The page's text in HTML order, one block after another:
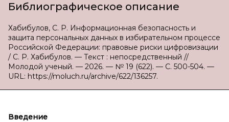
Библиографическое описание
Хабибулов, С. Р. Информационная безопасность и
защита персональных данных в избирательном процессе
Российской Федерации: правовые риски цифровизации
/ С. Р. Хабибулов. — Текст : непосредственный //
Молодой ученый. — 2026. — № 19 (622). — С. 500-504. —
URL: https://moluch.ru/archive/622/136257.
Введение